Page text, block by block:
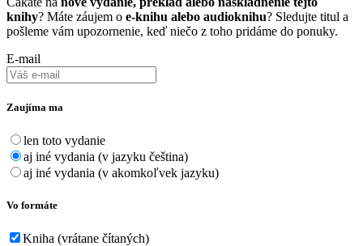
knihy? Máte záujem o e-knihu alebo audioknihu? Sledujte titul a
pošleme vám upozornenie, keď niečo z toho pridáme do ponuky.
E-mail
Zaujíma ma
len toto vydanie
aj iné vydania (v jazyku čeština)
aj iné vydania (v akomkoľvek jazyku)
Vo formáte
Kniha (vrátane čítaných)